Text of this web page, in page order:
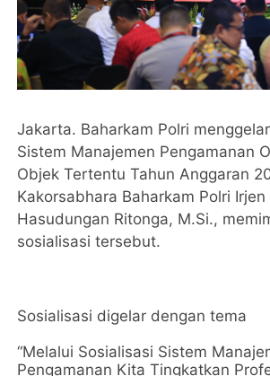
Jakarta. Baharkam Polri
Sistem Manajemen Pengamanan
Objek Tertentu Tahun Anggaran
Kakorsabhara Baharkam Polri
Hasudungan Ritonga, M.Si.,
sosialisasi tersebut.
Sosialisasi digelar dengan tema
“Melalui Sosialisasi Sistem
Pengamanan Kita Tingkatkan